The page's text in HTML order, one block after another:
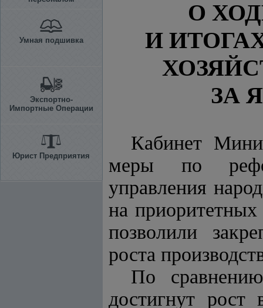
Умная подшивка
Экспортно-
Импортные Операции
Юрист Предприятия
О
И
ЗА
Кабинет
меры по
управления
на приоритетных
позволили
роста
По
достигнут рост